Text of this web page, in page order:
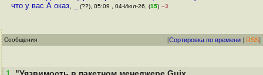
что у вас А оказ, (??), 05:09 , 04-Июл-26, (15) –3
Сообщения [Сортировка по времени | RSS]